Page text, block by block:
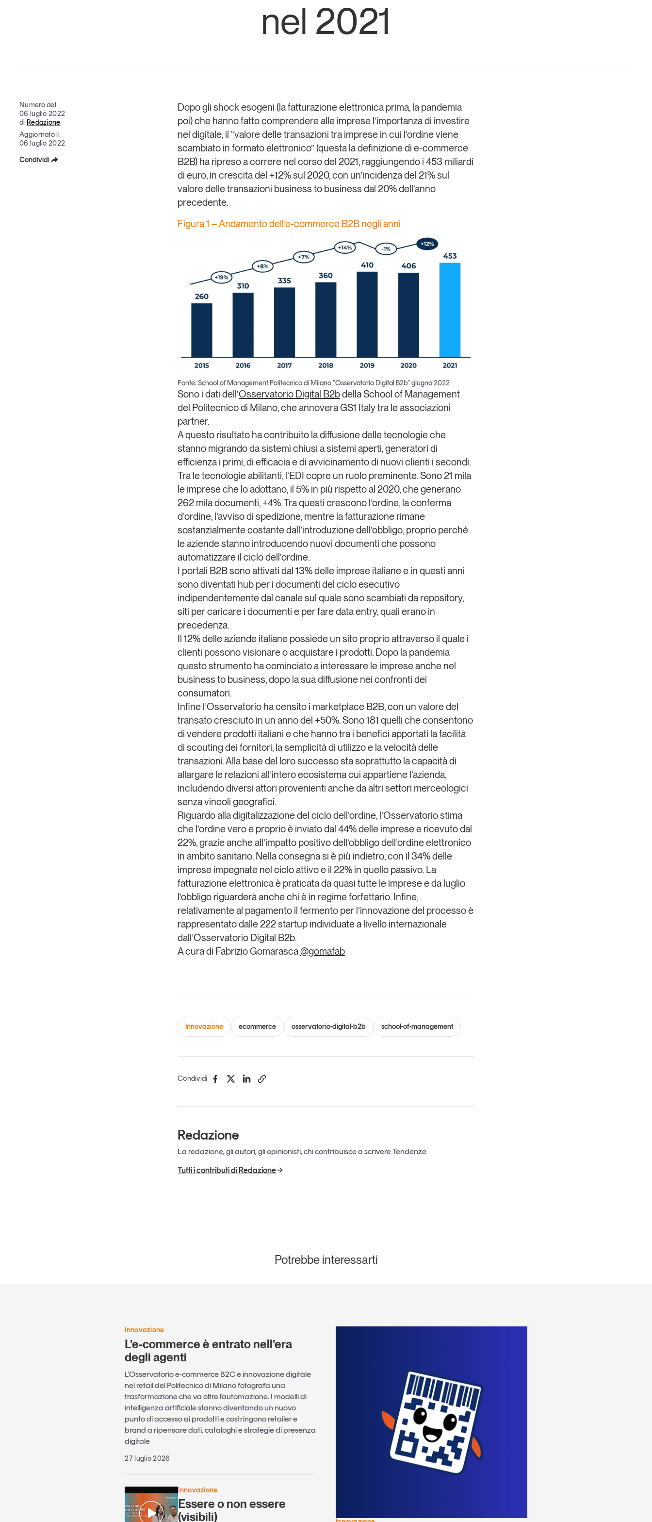
Eventi e formazione
Tutti gli
appuntamenti
dell’economia a professionisti e consumatori
GS1 Italy Tendenze GS1 Italy
nel 2021
Numero del
06 luglio 2022
di Redazione
Aggiornato il
06 luglio 2022
Condividi
Dopo gli shock esogeni (la fatturazione elettronica prima, la pandemia
poi) che hanno fatto comprendere alle imprese l’importanza di investire
nel digitale, il “valore delle transazioni tra imprese in cui l’ordine viene
scambiato in formato elettronico” (questa la definizione di e-commerce
B2B) ha ripreso a correre nel corso del 2021, raggiungendo i 453 miliardi
di euro, in crescita del +12% sul 2020, con un’incidenza del 21% sul
valore delle transazioni business to business dal 20% dell’anno
precedente.
Figura 1 – Andamento dell’e-commerce B2B negli anni
Fonte: School of Management Politecnico di Milano “Osservatorio Digital B2b” giugno 2022
Sono i dati dell’Osservatorio Digital B2bdellaSchool of Management
del Politecnico di Milano, che annoveraGS1 Italytra le associazioni
partner.
A questo risultato ha contribuito la diffusione delle tecnologie che
stanno migrando da sistemi chiusi a sistemi aperti, generatori di
efficienza i primi, di efficacia e di avvicinamento di nuovi clienti i secondi.
Tra le tecnologie abilitanti, l’EDI copre un ruolo preminente.Sono 21 mila
le imprese che lo adottano, il 5% in più rispetto al 2020, che generano
262 mila documenti, +4%.Tra questi crescono l’ordine, la conferma
d’ordine, l’avviso di spedizione, mentre la fatturazione rimane
sostanzialmente costante dall’introduzione dell’obbligo, proprio perché
le aziende stanno introducendo nuovi documenti che possono
automatizzare il ciclo dell’ordine.
I portali B2Bsono attivati dal 13% delle imprese italiane e in questi anni
sono diventati hub per i documenti del ciclo esecutivo
indipendentemente dal canale sul quale sono scambiati da repository,
siti per caricare i documenti e per fare data entry, quali erano in
precedenza.
Il 12% delle aziende italiane possiede un sito proprioattraverso il quale i
clienti possono visionare o acquistare i prodotti. Dopo la pandemia
questo strumento ha cominciato a interessare le imprese anche nel
business to business, dopo la sua diffusione nei confronti dei
consumatori.
Infine l’Osservatorio ha censito i marketplace B2B, con un valore del
transato cresciuto in un anno del +50%. Sono 181 quelli che consentono
di vendere prodotti italiani e che hanno tra i benefici apportati la facilità
di scouting dei fornitori, la semplicità di utilizzo e la velocità delle
transazioni. Alla base del loro successo sta soprattutto la capacità di
allargare le relazioni all’intero ecosistema cui appartiene l’azienda,
includendo diversi attori provenienti anche da altri settori merceologici
senza vincoli geografici.
Riguardo alla digitalizzazione del ciclo dell’ordine, l’Osservatorio stima
che l’ordine vero e proprio è inviato dal 44% delle imprese e ricevuto dal
22%, grazie anche all’impatto positivo dell’obbligo dell’ordine elettronico
in ambito sanitario. Nella consegna si è più indietro, con il 34% delle
imprese impegnate nel ciclo attivo e il 22% in quello passivo. La
fatturazione elettronica è praticata da quasi tutte le imprese e da luglio
l’obbligo riguarderà anche chi è in regime forfettario. Infine,
relativamente al pagamento il fermento per l’innovazione del processo è
rappresentato dalle 222 startup individuate a livello internazionale
dall’Osservatorio Digital B2b.
A cura di Fabrizio Gomarasca@gomafab
Innovazione ecommerce osservatorio-digital-b2b school-of-management
Condividi
Redazione
La redazione, gli autori, gli opinionisti, chi contribuisce a scrivere Tendenze
Tutti i contributi di Redazione
Potrebbe interessarti
Innovazione
L’e-commerce è entrato nell’era
degli agenti
L'Osservatorio e-commerce B2C e innovazione digitale
nel retail del Politecnico di Milano fotografa una
trasformazione che va oltre l'automazione. I modelli di
intelligenza artificiale stanno diventando un nuovo
punto di accesso ai prodotti e costringono retailer e
brand a ripensare dati, cataloghi e strategie di presenza
digitale
27 luglio 2026
Innovazione
Essere o non essere
(visibili)